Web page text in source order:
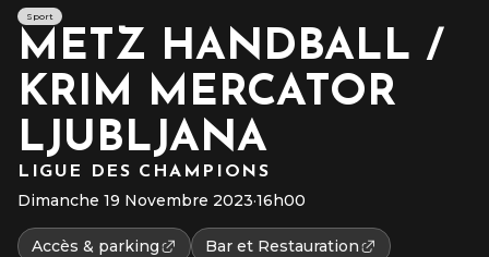
Sport
METZ HANDBALL /
KRIM MERCATOR
LJUBLJANA
LIGUE DES CHAMPIONS
Dimanche 19 Novembre 2023·16h00
Accès & parking
Bar et Restauration